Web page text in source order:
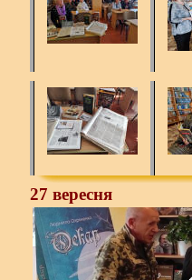
27 вересня